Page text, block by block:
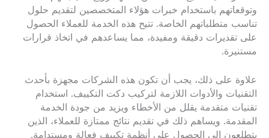
وتوقعاتهم باستخدام خبرات هؤلاء المتخصصين لتقديم حلول
تناسب متطلباتهم الخاصة. تتيح هذه الخدمة للعملاء الحصول
على تقديرات دقيقة ومفيدة، مما يساعدهم في اتخاذ قرارات
مستنيرة.
علاوة على ذلك، يجب أن تكون هذه الشركات مجهزة بأحدث
التقنيات والأدوات اللازمة لتركيب دكت التكييف. استخدام
تقنيات متقدمة يقلل من الأخطاء ويزيد من جودة الخدمة
المقدمة. ويساهم ذلك في تقديم نتائج ممتازة للعملاء، الذين
يتطلعون إلى الحصول على أنظمة تكييف فعالة ومستدامة.